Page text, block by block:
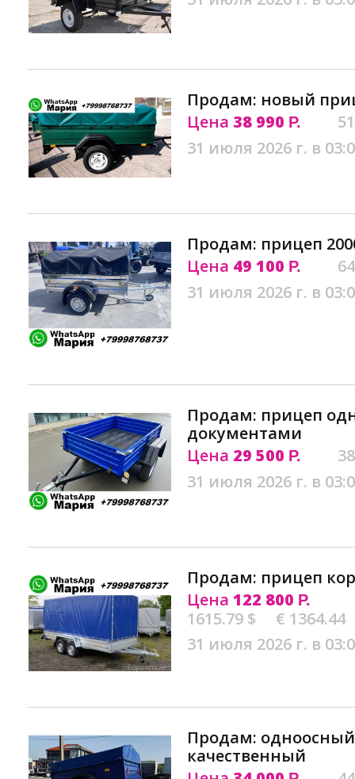
Продам: новый
Цена 38 990 Р.
31 июля 2026 г. в
Продам: прицеп
Цена 49 100 Р.
31 июля 2026 г. в
Продам: прицеп
документами
Цена 29 500 Р.
31 июля 2026 г. в
Продам: прицеп
Цена 122 800 Р.
1615.79 $
€ 1364.44
31 июля 2026 г. в
Продам:
качественный